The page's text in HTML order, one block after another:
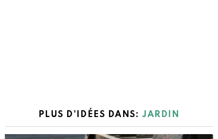
PLUS D'IDÉES DANS:JARDIN